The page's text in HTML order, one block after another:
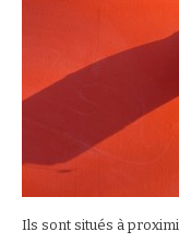
Ils sont situés à